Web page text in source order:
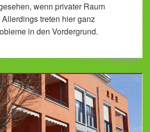
wenn privater Raum
treten hier ganz
in den Vordergrund.